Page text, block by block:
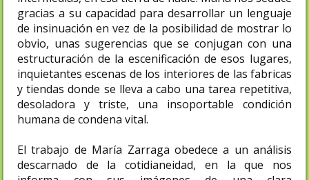
gracias a su capacidad para desarrollar un lenguaje
de insinuación en vez de la posibilidad de mostrar lo
obvio, unas sugerencias que se conjugan con una
estructuración de la escenificación de esos lugares,
inquietantes escenas de los interiores de las fabricas
y tiendas donde se lleva a cabo una tarea repetitiva,
desoladora y triste, una insoportable condición
humana de condena vital.
El trabajo de María Zarraga obedece a un análisis
descarnado de la cotidianeidad, en la que nos